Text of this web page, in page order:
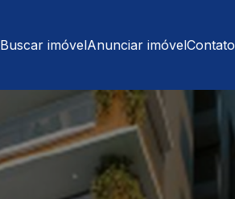
Buscar imóvelAnunciar imóvelContato